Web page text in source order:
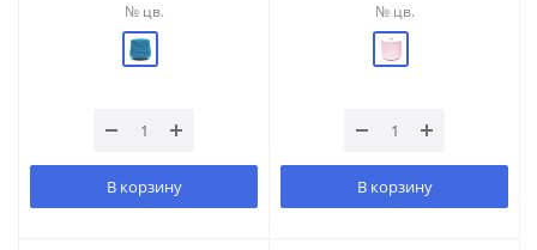
№ цв.
В корзину
№ цв.
В корзину